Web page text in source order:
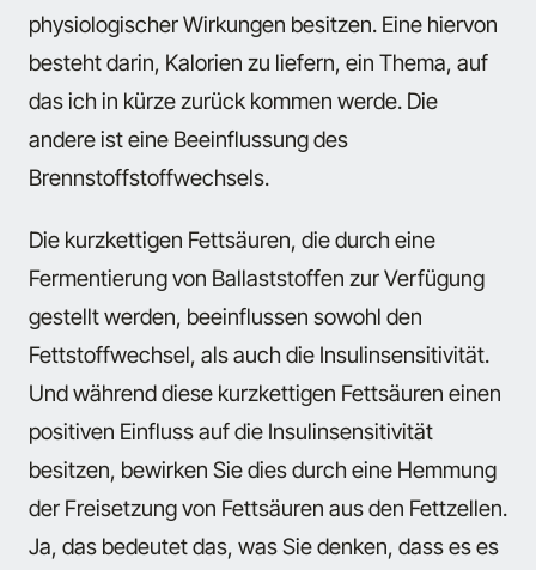
physiologischer Wirkungen besitzen. Eine hiervon
besteht darin, Kalorien zu liefern, ein Thema, auf
das ich in kürze zurück kommen werde. Die
andere ist eine Beeinflussung des
Brennstoffstoffwechsels.
Die kurzkettigen Fettsäuren, die durch eine
Fermentierung von Ballaststoffen zur Verfügung
gestellt werden, beeinflussen sowohl den
Fettstoffwechsel, als auch die Insulinsensitivität.
Und während diese kurzkettigen Fettsäuren einen
positiven Einfluss auf die Insulinsensitivität
besitzen, bewirken Sie dies durch eine Hemmung
der Freisetzung von Fettsäuren aus den Fettzellen.
Ja, das bedeutet das, was Sie denken, dass es es